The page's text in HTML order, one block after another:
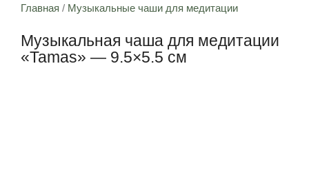
Главная / Музыкальные чаши для медитации
Музыкальная чаша для медитации
«Tamas» — 9.5×5.5 см